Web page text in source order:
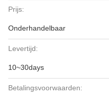
Prijs:
Onderhandelbaar
Levertijd:
10~30days
Betalingsvoorwaarden: